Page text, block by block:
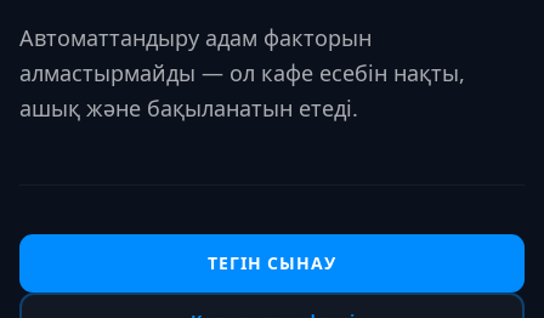
Автоматтандыру адам факторын
алмастырмайды — ол кафе есебін нақты,
ашық және бақыланатын етеді.
ТЕГІН СЫНАУ